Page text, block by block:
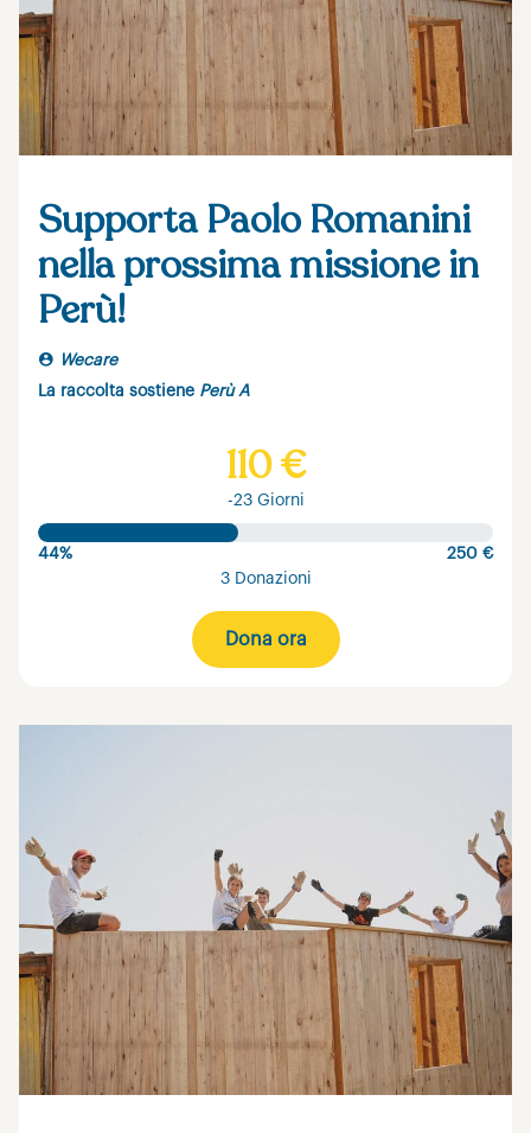
Supporta Paolo Romanini
nella prossima missione in
Perù!
Wecare
La raccolta sostiene Perù A
110 €
-23 Giorni
44%
250 €
3 Donazioni
Dona ora